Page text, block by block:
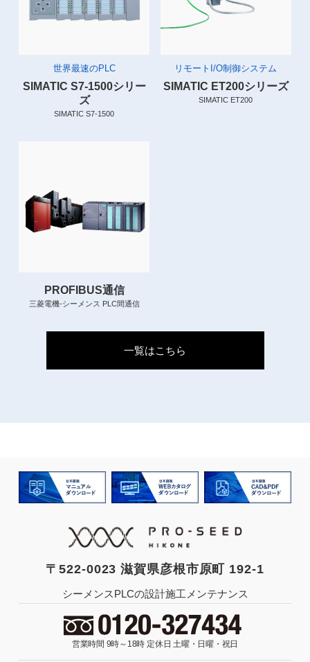
世界最速のPLC
SIMATIC S7-1500シリー
ズ
SIMATIC S7-1500
リモートI/O制御システム
SIMATIC ET200シリーズ
SIMATIC ET200
PROFIBUS通信
三菱電機-シーメンス PLC間通信
一覧はこちら
〒522-0023 滋賀県彦根市原町 192-1
シーメンスPLCの設計施工メンテナンス
営業時間 9時～18時 定休日 土曜・日曜・祝日